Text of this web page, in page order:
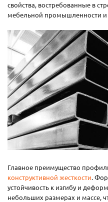
свойства, востребованные в
мебельной промышленности и
Главное преимущество
конструктивной жесткости.
устойчивость к изгибу и
небольших размерах и массе,